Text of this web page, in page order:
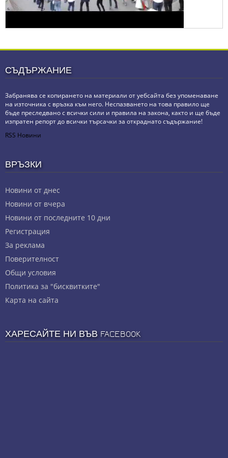
СЪДЪРЖАНИЕ
Забранява се копирането на материали от уебсайта без упоменаване
на източника с връзка към него. Неспазването на това правило ще
бъде преследвано с всички сили и правила на закона, както и ще бъде
изпратен репорт до всички търсачки за откраднато съдържание!
RSS Новини
ВРЪЗКИ
Новини от днес
Новини от вчера
Новини от последните 10 дни
Регистрация
За реклама
Πoвepитeлнocт
Общи условия
Политика за "бисквитките"
Карта на сайта
ХАРЕСАЙТЕ НИ ВЪВ FACEBOOK